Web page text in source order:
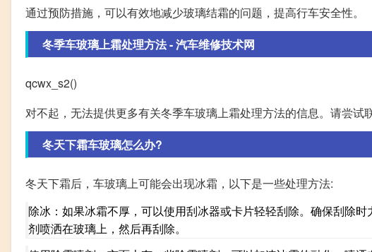
通过预防措施，可以有效地减少玻璃结霜的问题，提高行车安全性。
冬季车玻璃上霜处理方法 - 汽车维修技术网
qcwx_s2()
对不起，无法提供更多有关冬季车玻璃上霜处理方法的信息。请尝试
冬天下霜车玻璃怎么办?
冬天下霜后，车玻璃上可能会出现冰霜，以下是一些处理方法:
除冰：如果冰霜不厚，可以使用刮冰器或卡片轻轻刮除。确保刮除
剂喷洒在玻璃上，然后再刮除。